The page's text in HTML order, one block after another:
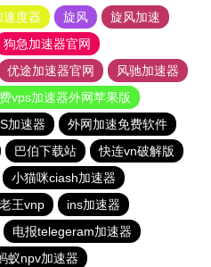
速度器 旋风
旋风加速
狗急加速器官网
优途加速器官网
风驰加速器
vps加速器外网苹果版
加速器
外网加速免费软件
巴伯下载站
快连vn破解版
小猫咪ciash加速器
老王vnp
ins加速器
电报telegeram加速器
蚁npv加速器